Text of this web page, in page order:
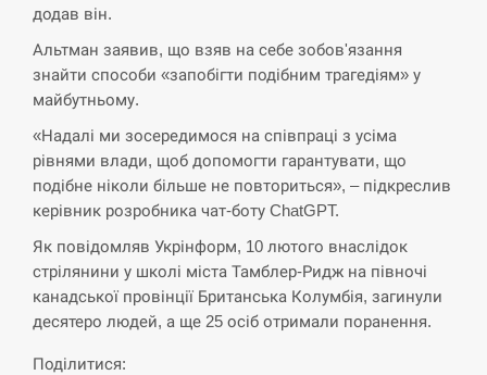
13:40
Біля українського літака в аеропорту
Лейпцига виявили дрон, ймовірно, з…
СЕРПЕНЬ
13:23
“Они должны быть уничтожены”: в
СЕРПЕНЬ
Тайвань проводить найбільші військові
навчання на тлі загрози вторгнення з…
додав він.
Альтман заявив, що взяв на себе зобов'язання
знайти способи «запобігти подібним трагедіям» у
майбутньому.
«Надалі ми зосередимося на співпраці з усіма
рівнями влади, щоб допомогти гарантувати, що
подібне ніколи більше не повториться», – підкреслив
керівник розробника чат-боту ChatGPT.
Як повідомляв Укрінформ, 10 лютого внаслідок
стрілянини у школі міста Тамблер-Ридж на півночі
канадської провінції Британська Колумбія, загинули
десятеро людей, а ще 25 осіб отримали поранення.
Поділитися: